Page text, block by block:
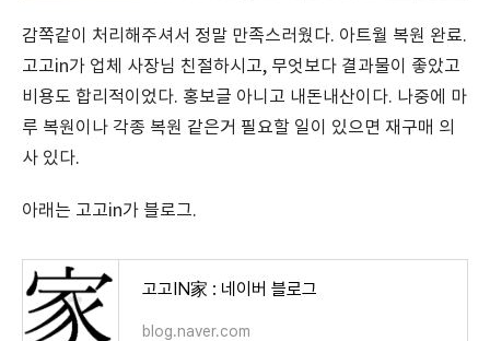
감쪽같이 처리해주셔서 정말 만족스러웠다. 아트월 복원 완료.
고고in가 업체 사장님 친절하시고, 무엇보다 결과물이 좋았고
비용도 합리적이었다. 홍보글 아니고 내돈내산이다. 나중에 마
루 복원이나 각종 복원 같은거 필요할 일이 있으면 재구매 의
사 있다.
아래는 고고in가 블로그.
고고IN家 : 네이버 블로그
blog.naver.com